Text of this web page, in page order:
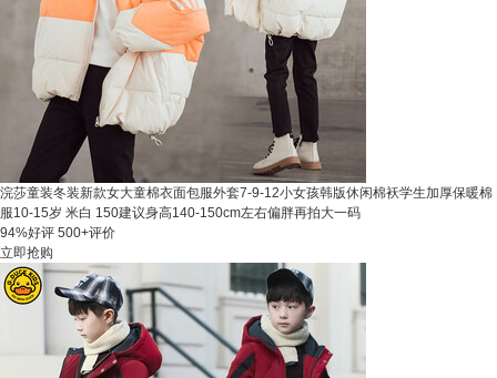
浣莎童装冬装新款女大童棉衣面包服外套7-9-12小女孩韩版休闲棉袄学生加厚保暖棉
服10-15岁 米白 150建议身高140-150cm左右偏胖再拍大一码
94%好评 500+评价
立即抢购